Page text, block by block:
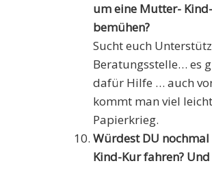
um eine Mutter-
bemühen?
Sucht euch
Beratungsstelle… es
dafür Hilfe … auch
kommt man viel
Papierkrieg.
Würdest DU
Kind-Kur fahren?